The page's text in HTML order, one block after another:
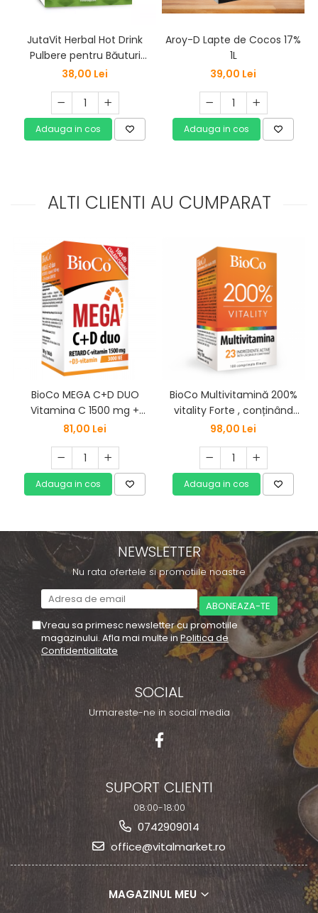
JutaVit Herbal Hot Drink
Pulbere pentru Băuturi
Fierbinți 12 buc. pliculețe /
38,00 Lei
Adauga in cos
Aroy-D Lapte de Cocos 17%
1L
39,00 Lei
Adauga in cos
ALTI CLIENTI AU CUMPARAT
BioCo MEGA C+D DUO
Vitamina C 1500 mg +
Vitamina D3 3000 UI, 100
81,00 Lei
Adauga in cos
BioCo Multivitamină 200%
vitality Forte , conținând
vitamine, minerale și
98,00 Lei
Adauga in cos
NEWSLETTER
Nu rata ofertele si promotiile noastre
Vreau sa primesc newsletter cu promotiile
magazinului. Afla mai multe in Politica de
Confidentialitate
SOCIAL
Urmareste-ne in social media
SUPORT CLIENTI
08:00-18:00
0742909014
office@vitalmarket.ro
MAGAZINUL MEU